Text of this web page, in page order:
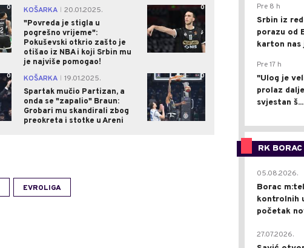
0 KOŠARKA
20.01.2025.
"Povreda je stigla u
pogrešno vrijeme":
Pokuševski otkrio zašto je
otišao iz NBA i koji Srbin mu
je najviše pomogao!
0
0 KOŠARKA
19.01.2025.
Spartak mučio Partizan, a
onda se "zapalio" Braun:
Grobari mu skandirali zbog
preokreta i stotke u Areni
0
EVROLIGA
Pre 8 h
Srbin iz
porazu od
karton nas
Pre 17 h
"Ulog je
prolaz
svjestan š...
RK BORAC
05.08.2026.
Borac
kontrolnih
početak
27.07.2026.